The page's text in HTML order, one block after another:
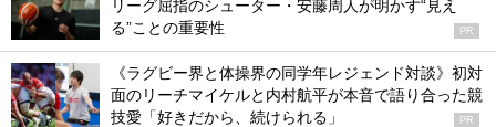
リーグ屈指のシューター・安藤周人が明かす“見え
る”ことの重要性
PR
《ラグビー界と体操界の同学年レジェンド対談》初対
面のリーチマイケルと内村航平が本音で語り合った競
技愛「好きだから、続けられる」
PR